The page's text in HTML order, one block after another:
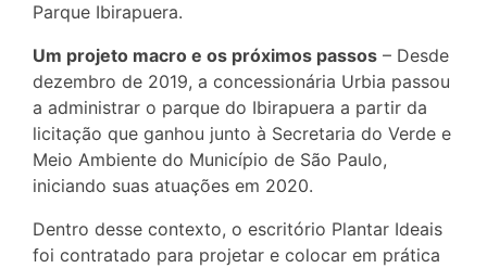
Parque Ibirapuera.
Um projeto macro e os próximos passos – Desde
dezembro de 2019, a concessionária Urbia passou
a administrar o parque do Ibirapuera a partir da
licitação que ganhou junto à Secretaria do Verde e
Meio Ambiente do Município de São Paulo,
iniciando suas atuações em 2020.
Dentro desse contexto, o escritório Plantar Ideais
foi contratado para projetar e colocar em prática